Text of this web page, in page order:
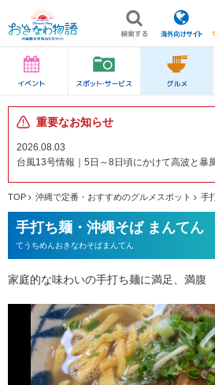
重要なお知らせ
2026.08.03
台風13号情報｜5日～8日頃にかけて高波と暴
TOP 沖縄で定番・おすすめのグルメスポット 手
手打ち麺・沖縄そば まんてん
てうちめんおきなわそばまんてん
家庭的な味わいの手打ち麺に満足、満腹